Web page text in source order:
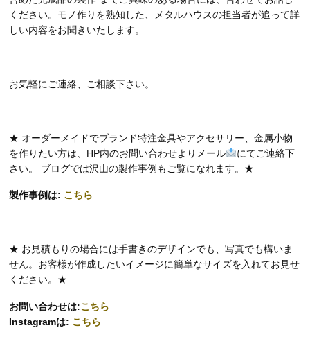
ください。モノ作りを熟知した、メタルハウスの担当者が追って詳
しい内容をお聞きいたします。
お気軽にご連絡、ご相談下さい。
★ オーダーメイドでブランド特注金具やアクセサリー、金属小物
を作りたい方は、HP内のお問い合わせよりメール
にてご連絡下
さい。 ブログでは沢山の製作事例もご覧になれます。★
製作事例は: こちら
★ お見積もりの場合には手書きのデザインでも、写真でも構いま
せん。お客様が作成したいイメージに簡単なサイズを入れてお見せ
ください。★
お問い合わせは:こちら
Instagramは: こちら